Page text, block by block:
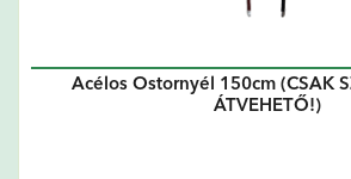
Acélos Ostornyél 150cm (CSAK
ÁTVEHETŐ!)